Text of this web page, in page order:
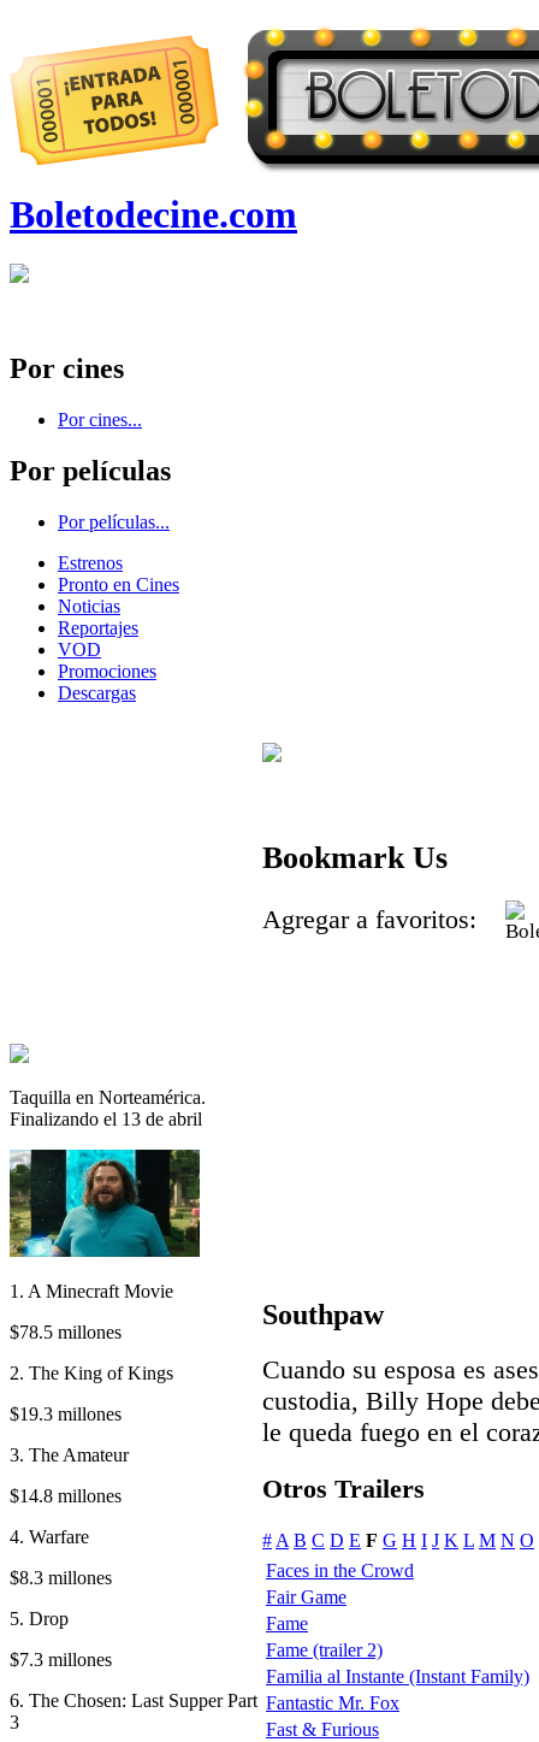
Boletodecine.com
Por cines
Por cines...
Por películas
Por películas...
Estrenos
Pronto en Cines
Noticias
Reportajes
VOD
Promociones
Descargas
Taquilla en Norteamérica.
Finalizando el 13 de abril
1. A Minecraft Movie
$78.5 millones
2. The King of Kings
$19.3 millones
3. The Amateur
$14.8 millones
4. Warfare
$8.3 millones
5. Drop
$7.3 millones
6. The Chosen: Last Supper Part
3
Bookmark Us
Agregar a favoritos:
Southpaw
Cuando su esposa es
custodia, Billy Hope
le queda fuego en el
Otros Trailers
# A B C D E F G H I J K L M N O
Faces in the Crowd
Fair Game
Fame
Fame (trailer 2)
Familia al Instante (Instant Family)
Fantastic Mr. Fox
Fast & Furious